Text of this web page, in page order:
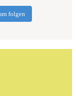
folgen